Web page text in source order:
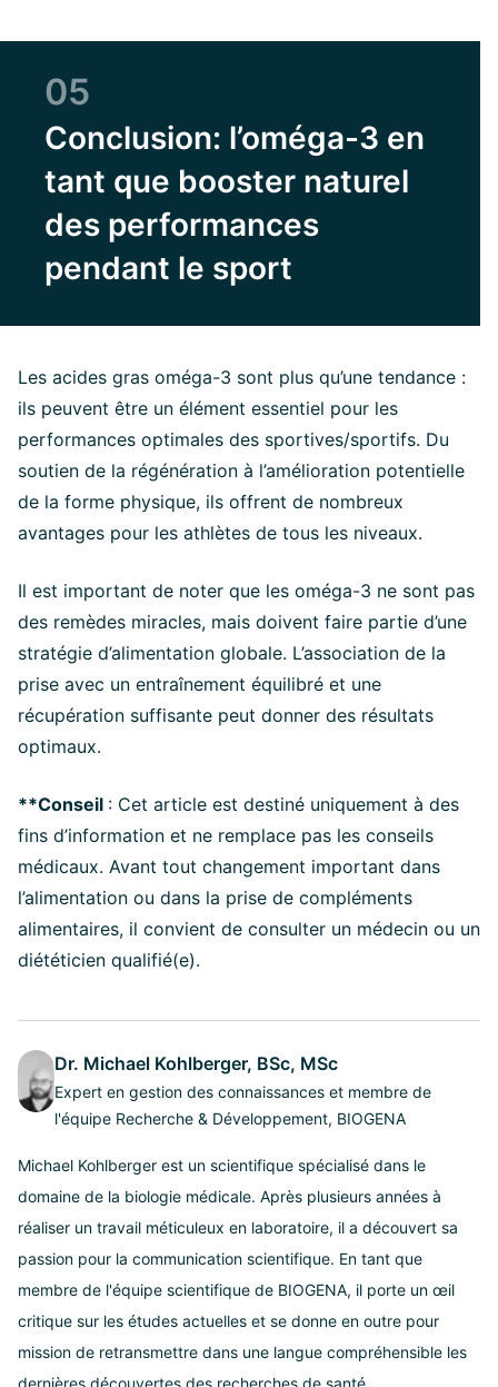
05
Conclusion: l’oméga-3 en
tant que booster naturel
des performances
pendant le sport
Les acides gras oméga-3 sont plus qu’une tendance :
ils peuvent être un élément essentiel pour les
performances optimales des sportives/sportifs. Du
soutien de la régénération à l’amélioration potentielle
de la forme physique, ils offrent de nombreux
avantages pour les athlètes de tous les niveaux.
Il est important de noter que les oméga-3 ne sont pas
des remèdes miracles, mais doivent faire partie d’une
stratégie d’alimentation globale. L’association de la
prise avec un entraînement équilibré et une
récupération suffisante peut donner des résultats
optimaux.
**Conseil : Cet article est destiné uniquement à des
fins d’information et ne remplace pas les conseils
médicaux. Avant tout changement important dans
l’alimentation ou dans la prise de compléments
alimentaires, il convient de consulter un médecin ou un
diététicien qualifié(e).
Dr. Michael Kohlberger, BSc, MSc
Expert en gestion des connaissances et membre de
l'équipe Recherche & Développement, BIOGENA
Michael Kohlberger est un scientifique spécialisé dans le
domaine de la biologie médicale. Après plusieurs années à
réaliser un travail méticuleux en laboratoire, il a découvert sa
passion pour la communication scientifique. En tant que
membre de l'équipe scientifique de BIOGENA, il porte un œil
critique sur les études actuelles et se donne en outre pour
mission de retransmettre dans une langue compréhensible les
dernières découvertes des recherches de santé.